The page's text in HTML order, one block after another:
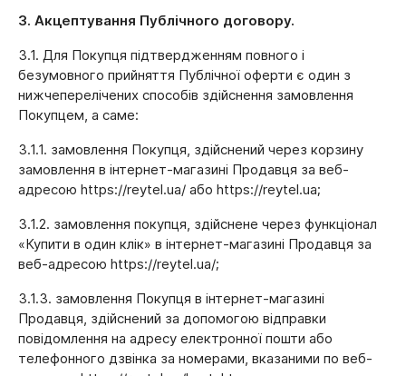
3. Акцептування Публічного договору.
3.1. Для Покупця підтвердженням повного і
безумовного прийняття Публічної оферти є один з
нижчеперелічених способів здійснення замовлення
Покупцем, а саме:
3.1.1. замовлення Покупця, здійснений через корзину
замовлення в інтернет-магазині Продавця за веб-
адресою https://reytel.ua/ або https://reytel.ua;
3.1.2. замовлення покупця, здійснене через функціонал
«Купити в один клік» в інтернет-магазині Продавця за
веб-адресою https://reytel.ua/;
3.1.3. замовлення Покупця в інтернет-магазині
Продавця, здійснений за допомогою відправки
повідомлення на адресу електронної пошти або
телефонного дзвінка за номерами, вказаними по веб-